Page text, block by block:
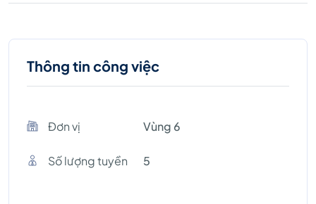
Thông tin công việc
Đơn vị Vùng 6
Số lượng tuyền 5